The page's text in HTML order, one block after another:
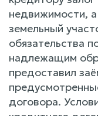
недвижимости,
земельный
обязательства
надлежащим
предоставил
договора.